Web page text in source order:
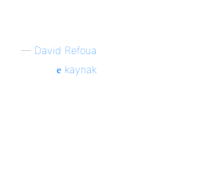
— David Refoua
kaynak